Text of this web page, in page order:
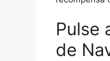
Pulse
de